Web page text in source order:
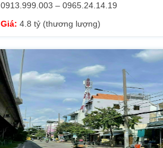
0913.999.003 – 0965.24.14.19
Giá: 4.8 tỷ (thương lượng)